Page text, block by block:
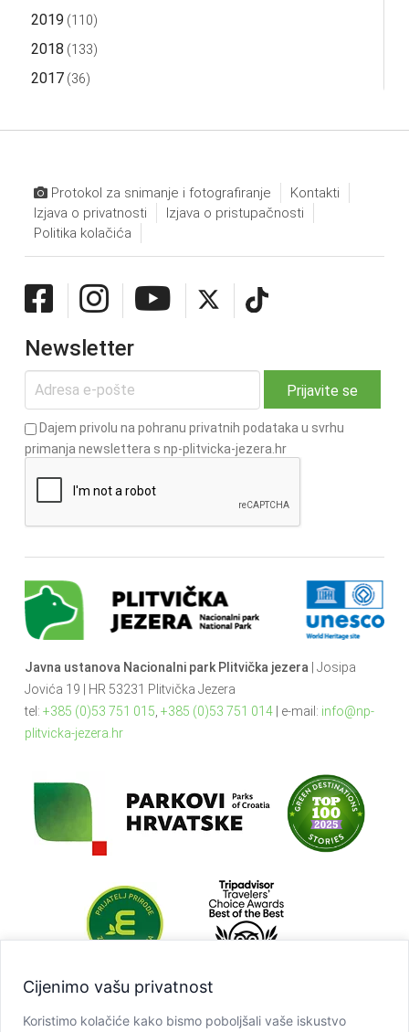
Cijenimo vašu privatnost
Koristimo kolačiće kako bismo poboljšali vaše iskustvo
2019 (110)
2018 (133)
2017(36)
Protokol za snimanje i fotografiranje
Kontakti
Izjava o privatnosti
Izjava o pristupačnosti
Politika kolačića
Newsletter
Dajem privolu na pohranu privatnih podataka u svrhu
primanja newslettera s np-plitvicka-jezera.hr
Javna ustanova Nacionalni park Plitvička jezera | Josipa
Jovića 19 | HR 53231 Plitvička Jezera
tel: +385 (0)53 751 015 +385 (0)53 751 014| e-mail: info@np-
plitvicka-jezera.hr